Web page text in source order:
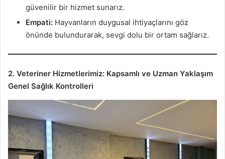
güvenilir bir hizmet sunarız.
Empati: Hayvanların duygusal ihtiyaçlarını göz
önünde bulundurarak, sevgi dolu bir ortam sağlarız.
2. Veteriner Hizmetlerimiz: Kapsamlı ve Uzman Yaklaşım
Genel Sağlık Kontrolleri